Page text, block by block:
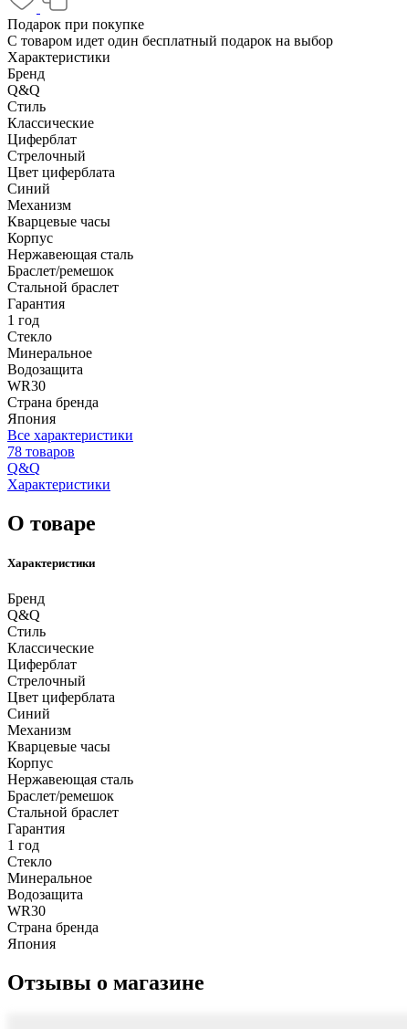
Подарок при покупке
С товаром идет один бесплатный подарок на выбор
Характеристики
Бренд
Q&Q
Стиль
Классические
Циферблат
Стрелочный
Цвет циферблата
Синий
Механизм
Кварцевые часы
Корпус
Нержавеющая сталь
Браслет/ремешок
Стальной браслет
Гарантия
1 год
Стекло
Минеральное
Водозащита
WR30
Страна бренда
Япония
Все характеристики
78 товаров
Q&Q
Характеристики
О товаре
Характеристики
Бренд
Q&Q
Стиль
Классические
Циферблат
Стрелочный
Цвет циферблата
Синий
Механизм
Кварцевые часы
Корпус
Нержавеющая сталь
Браслет/ремешок
Стальной браслет
Гарантия
1 год
Стекло
Минеральное
Водозащита
WR30
Страна бренда
Япония
Отзывы о магазине